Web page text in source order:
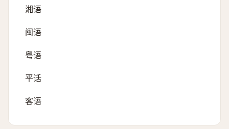
湘语
闽语
粤语
平话
客语